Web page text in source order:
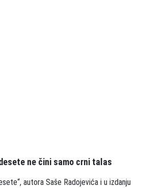
ne čini samo crni talas
autora Saše Radojevića i u izdanju